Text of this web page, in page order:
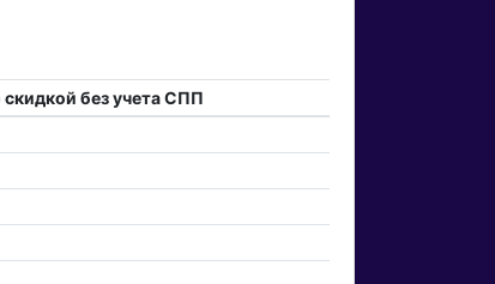
скидкой без учета СПП